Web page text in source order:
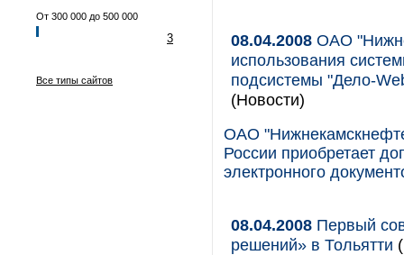
От 300 000 до 500 000
3
Все типы сайтов
08.04.2008 ОАО
использования
подсистемы "Дело-
(Новости)
ОАО
России приобретает
электронного
08.04.2008 Первый
решений» в Тольятти